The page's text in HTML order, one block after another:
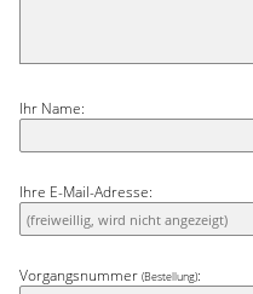
Ihr Name:
Ihre E-Mail-Adresse:
Vorgangsnummer (Bestellung):